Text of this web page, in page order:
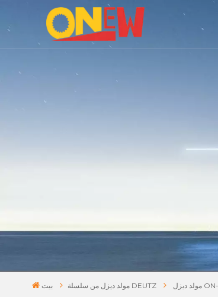
بيت مولد ديزل من سلسلة DEUTZ